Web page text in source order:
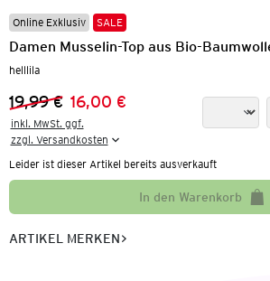
Online Exklusiv SALE
Damen Musselin-Top aus Bio-
helllila
Vorheriger Preis:
19,99 €
Neuer Preis:
16,00 €
inkl. MwSt. ggf.
zzgl. Versandkosten
Leider ist dieser Artikel bereits ausverkauft
In den Warenkorb
ARTIKEL MERKEN